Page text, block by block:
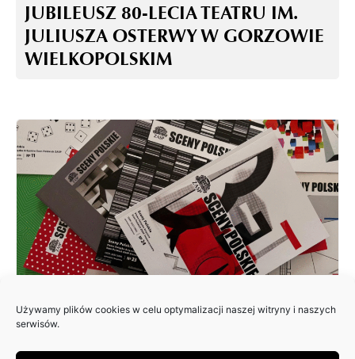
Używamy plików cookies w celu optymalizacji naszej witryny i naszych
serwisów.
JUBILEUSZ 80-LECIA TEATRU IM.
JULIUSZA OSTERWY W GORZOWIE
WIELKOPOLSKIM
ZAPRASZAMY DO NADSYŁANIA